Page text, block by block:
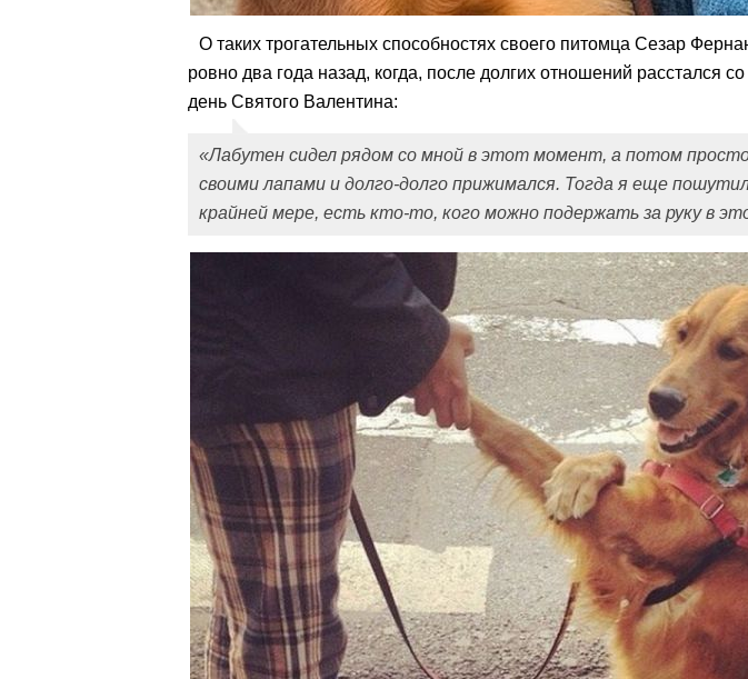
О таких трогательных способностях своего питомца Сезар
ровно два года назад, когда, после долгих отношений расстался
день Святого Валентина:
«Лабутен сидел рядом со мной в этот момент, а потом
своими лапами и долго-долго прижимался. Тогда я еще
крайней мере, есть кто-то, кого можно подержать за руку в